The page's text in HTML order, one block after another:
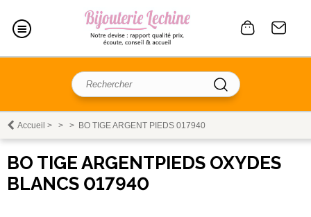
Accueil > > > BO TIGE ARGENT PIEDS 017940
BO TIGE ARGENTPIEDS OXYDES
BLANCS 017940